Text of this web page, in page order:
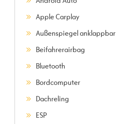
Apple Carplay
Außenspiegel anklappbar
Beifahrerairbag
Bluetooth
Bordcomputer
Dachreling
ESP